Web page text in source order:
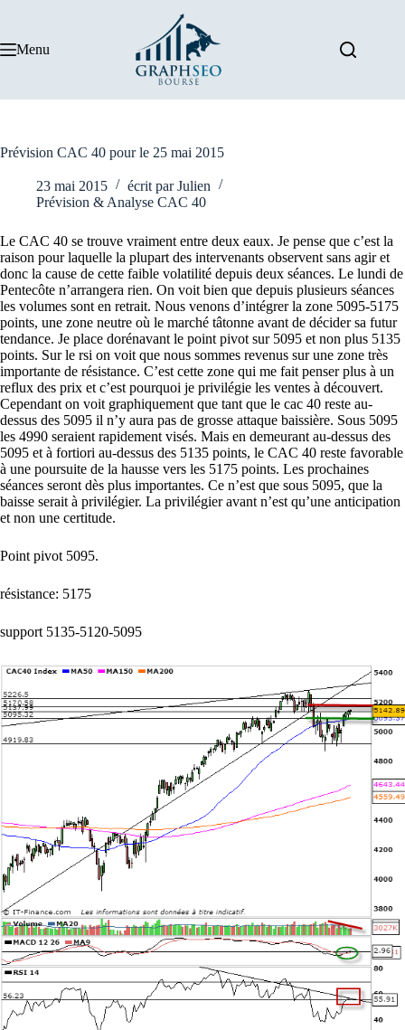
Menu
Prévision CAC 40 pour le 25 mai 2015
23 mai 2015 écrit par Julien
Prévision & Analyse CAC 40
Le CAC 40 se trouve vraiment entre deux eaux. Je pense que c’est la
raison pour laquelle la plupart des intervenants observent sans agir et
donc la cause de cette faible volatilité depuis deux séances. Le lundi de
Pentecôte n’arrangera rien. On voit bien que depuis plusieurs séances
les volumes sont en retrait. Nous venons d’intégrer la zone 5095-5175
points, une zone neutre où le marché tâtonne avant de décider sa futur
tendance. Je place dorénavant le point pivot sur 5095 et non plus 5135
points. Sur le rsi on voit que nous sommes revenus sur une zone très
importante de résistance. C’est cette zone qui me fait penser plus à un
reflux des prix et c’est pourquoi je privilégie les ventes à découvert.
Cependant on voit graphiquement que tant que le cac 40 reste au-
dessus des 5095 il n’y aura pas de grosse attaque baissière. Sous 5095
les 4990 seraient rapidement visés. Mais en demeurant au-dessus des
5095 et à fortiori au-dessus des 5135 points, le CAC 40 reste favorable
à une poursuite de la hausse vers les 5175 points. Les prochaines
séances seront dès plus importantes. Ce n’est que sous 5095, que la
baisse serait à privilégier. La privilégier avant n’est qu’une anticipation
et non une certitude.
Point pivot 5095.
résistance: 5175
support 5135-5120-5095